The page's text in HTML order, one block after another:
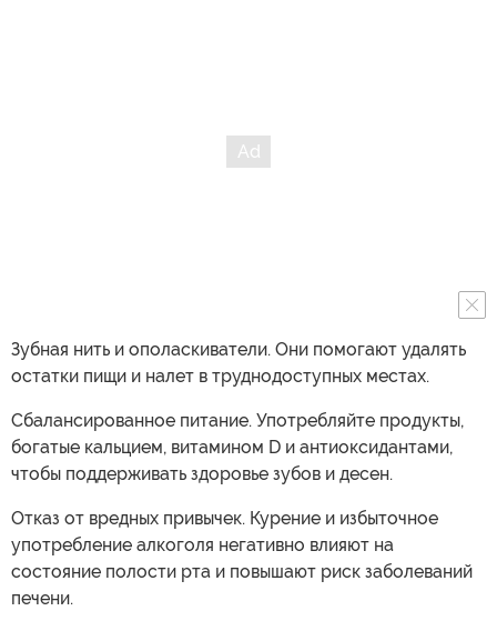
Зубная нить и ополаскиватели. Они помогают удалять
остатки пищи и налет в труднодоступных местах.
Сбалансированное питание. Употребляйте продукты,
богатые кальцием, витамином D и антиоксидантами,
чтобы поддерживать здоровье зубов и десен.
Отказ от вредных привычек. Курение и избыточное
употребление алкоголя негативно влияют на
состояние полости рта и повышают риск заболеваний
печени.